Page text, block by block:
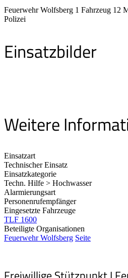
Feuerwehr Wolfsberg 1 Fahrzeug 12
Polizei
Einsatzbilder
Weitere
Einsatzart
Technischer Einsatz
Einsatzkategorie
Techn. Hilfe > Hochwasser
Alarmierungsart
Personenrufempfänger
Eingesetzte Fahrzeuge
TLF 1600
Beteiligte Organisationen
Feuerwehr Wolfsberg Seite